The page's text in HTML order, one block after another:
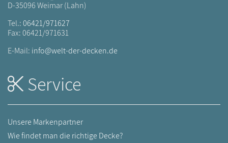
D-35096 Weimar (Lahn)
Tel.:06421/971627
Fax: 06421/971631
E-Mail: info@welt-der-decken.de
Service
Unsere Markenpartner
Wie findet man die richtige Decke?